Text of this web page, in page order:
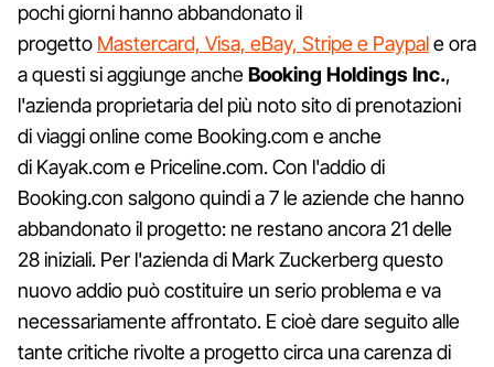
pochi giorni hanno abbandonato il
progetto Mastercard, Visa, eBay, Stripe e Paypale ora
a questi si aggiunge ancheBooking Holdings Inc.,
l'azienda proprietaria del più noto sito di prenotazioni
di viaggi online come Booking.com e anche
di Kayak.com e Priceline.com. Con l'addio di
Booking.con salgono quindi a 7 le aziende che hanno
abbandonato il progetto: ne restano ancora 21 delle
28 iniziali. Per l'azienda di Mark Zuckerberg questo
nuovo addio può costituire un serio problema e va
necessariamente affrontato. E cioè dare seguito alle
tante critiche rivolte a progetto circa una carenza di